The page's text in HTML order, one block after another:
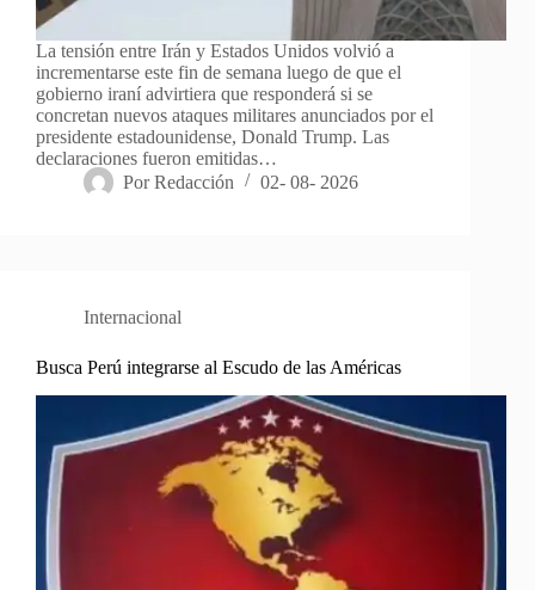
La tensión entre Irán y Estados Unidos volvió a
incrementarse este fin de semana luego de que el
gobierno iraní advirtiera que responderá si se
concretan nuevos ataques militares anunciados por el
presidente estadounidense, Donald Trump. Las
declaraciones fueron emitidas…
Por Redacción 02- 08- 2026
Internacional
Busca Perú integrarse al Escudo de las Américas